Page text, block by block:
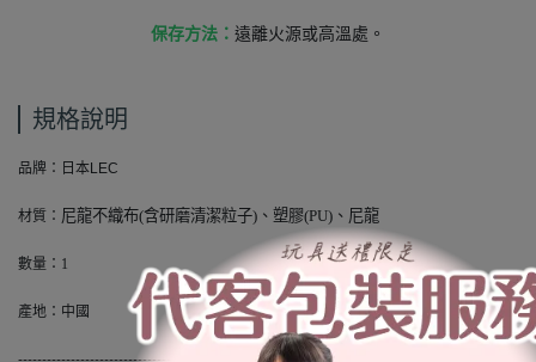
保存方法： 遠離火源或高溫處。
規格說明
品牌：日本LEC
材質： 尼龍不織布(含研磨清潔粒子)、塑膠(PU)、尼龍
數量： 1
產地：中國